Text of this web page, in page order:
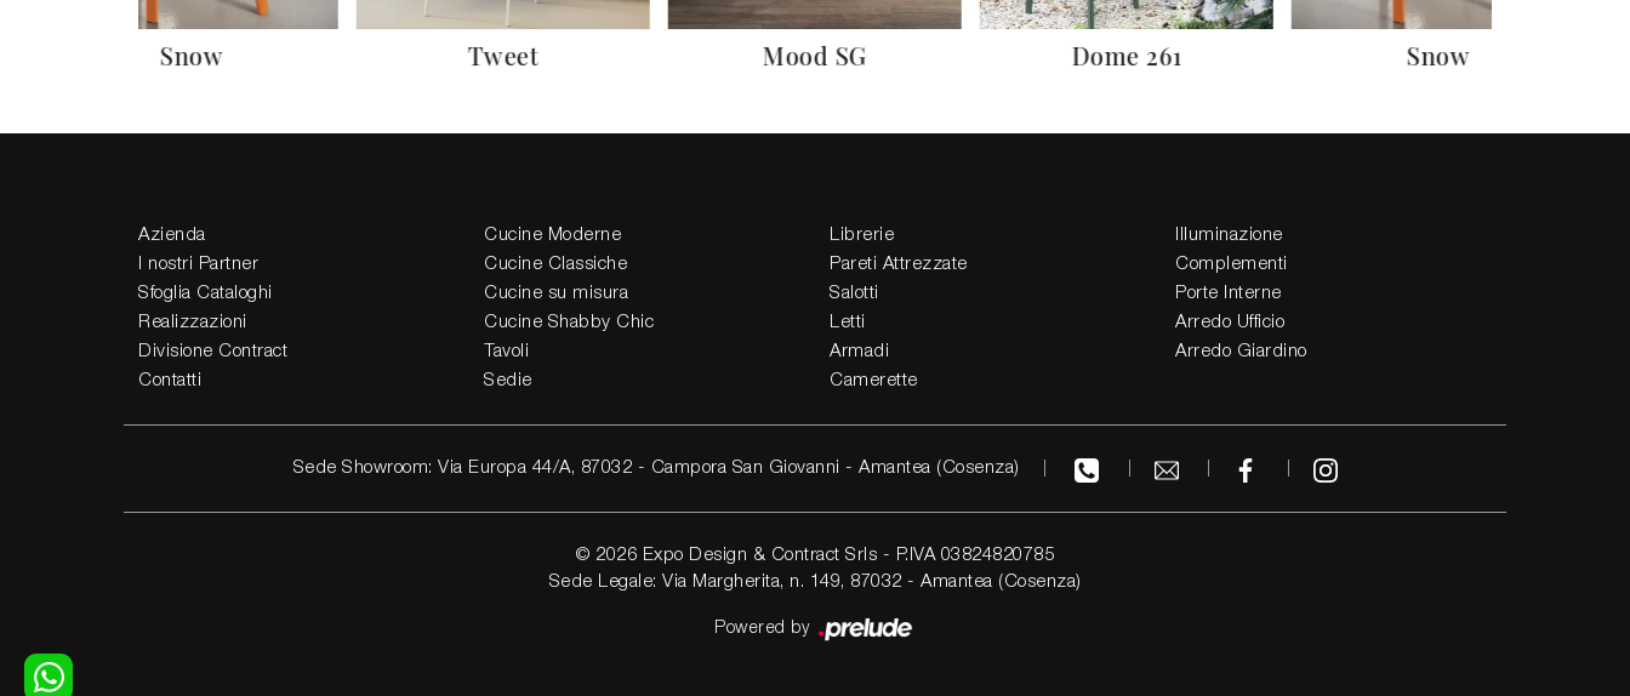
Snow Tweet Mood SG Dome 261 Snow
Azienda
I nostri Partner
Sfoglia Cataloghi
Realizzazioni
Divisione Contract
Contatti
Cucine Moderne
Cucine Classiche
Cucine su misura
Cucine Shabby Chic
Tavoli
Sedie
Librerie
Pareti Attrezzate
Salotti
Letti
Armadi
Camerette
Illuminazione
Complementi
Porte Interne
Arredo Ufficio
Arredo Giardino
Sede Showroom: Via Europa 44/A, 87032 - Campora San Giovanni - Amantea (Cosenza)
© 2026 Expo Design & Contract Srls - P.IVA 03824820785
Sede Legale: Via Margherita, n. 149, 87032 - Amantea (Cosenza)
Powered by